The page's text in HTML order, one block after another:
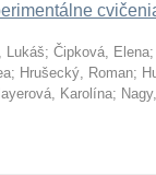
Lukáš; Čipková, Elena
; Hrušecký, Roman;
Karolína;